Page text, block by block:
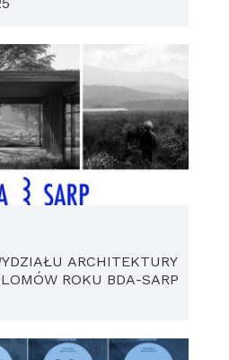
ARCHITEKTURY
ROKU BDA-SARP